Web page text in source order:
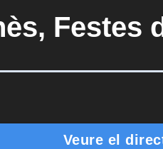
Festes
Veure el